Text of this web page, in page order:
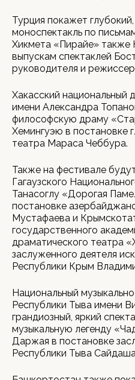
Турция покажет
моноспектакль по
Хикмета «Пирайе» также
выпускам спектаклей
руководителя и
Хакасский национальный
имени Александра
философскую драму
Хемингуэю в постановке
театра Мараса Чеббура.
Также на фестивале
Гагаузского
Танасоглу «Дорогая
постановке
Мустафаева и
государственного
драматического театра
заслуженного деятеля
Республики Крым
Национальный
Республики Тыва имени
грандиозный, яркий
музыкальную легенду
Даржая в постановке
Республики Тыва